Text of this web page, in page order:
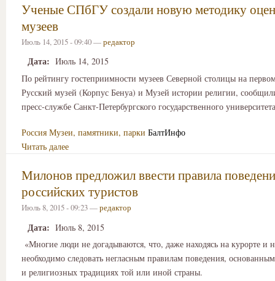
Ученые СПбГУ создали новую методику
музеев
Июль 14, 2015 - 09:40 —редактор
Дата: Июль 14, 2015
По рейтингу гостеприимности музеев Северной столицы на
Русский музей (Корпус Бенуа) и Музей истории религии,
пресс-службе Санкт-Петербургского государственного
Россия Музеи, памятники, парки БалтИнфо
Читать далее
Милонов предложил ввести правила
российских туристов
Июль 8, 2015 - 09:23 —редактор
Дата: Июль 8, 2015
«Многие люди не догадываются, что, даже находясь на курорте и
необходимо следовать негласным правилам поведения,
и религиозных традициях той или иной страны.